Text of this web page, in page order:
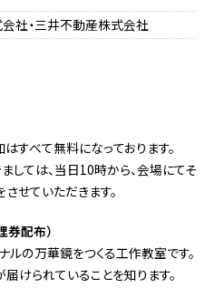
社・三井不動産株式会社
すべて無料になっております。
ては、当日10時から、会場にてそ
せていただきます。
券配布）
ルの万華鏡をつくる工作教室です。
けられていることを知ります。